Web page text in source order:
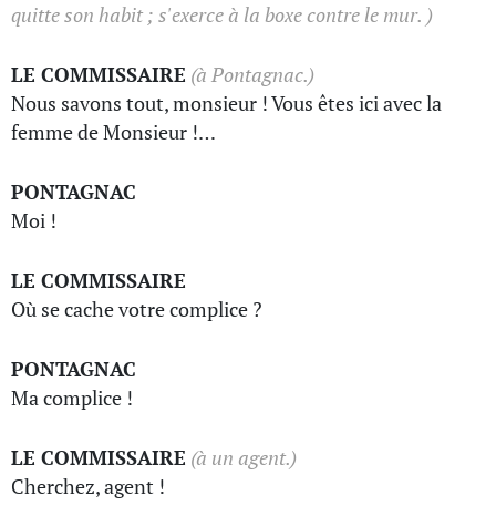
quitte son habit ; s'exerce à la boxe contre le mur. )
LE COMMISSAIRE (à Pontagnac.)
Nous savons tout, monsieur ! Vous êtes ici avec la
femme de Monsieur !…
PONTAGNAC
Moi !
LE COMMISSAIRE
Où se cache votre complice ?
PONTAGNAC
Ma complice !
LE COMMISSAIRE (à un agent.)
Cherchez, agent !